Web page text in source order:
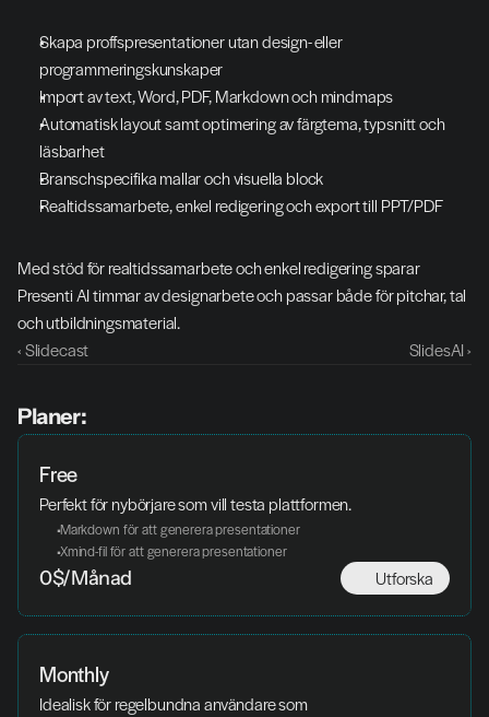
Skapa proffspresentationer utan design- eller
programmeringskunskaper
Import av text, Word, PDF, Markdown och mindmaps
Automatisk layout samt optimering av färgtema, typsnitt och
läsbarhet
Branschspecifika mallar och visuella block
Realtidssamarbete, enkel redigering och export till PPT/PDF
Med stöd för realtidssamarbete och enkel redigering sparar
Presenti AI timmar av designarbete och passar både för pitchar, tal
och utbildningsmaterial.
‹ Slidecast
SlidesAI ›
Planer:
Free
Perfekt för nybörjare som vill testa plattformen.
Markdown för att generera presentationer
Xmind-fil för att generera presentationer
Utforska
0$/Månad
Monthly
Idealisk för regelbundna användare som